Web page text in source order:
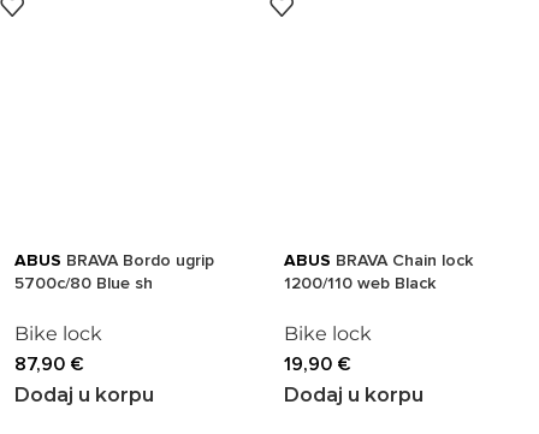
ABUS BRAVA Bordo ugrip
5700c/80 Blue sh
Bike lock
87,90 €
Dodaj u korpu
ABUS BRAVA Chain lock
1200/110 web Black
Bike lock
19,90 €
Dodaj u korpu